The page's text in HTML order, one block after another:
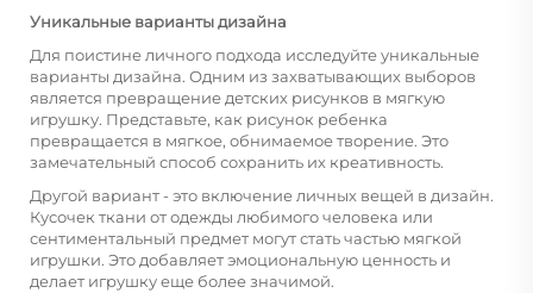
Уникальные варианты дизайна
Для поистине личного подхода исследуйте уникальные
варианты дизайна. Одним из захватывающих выборов
является превращение детских рисунков в мягкую
игрушку. Представьте, как рисунок ребенка
превращается в мягкое, обнимаемое творение. Это
замечательный способ сохранить их креативность.
Другой вариант - это включение личных вещей в дизайн.
Кусочек ткани от одежды любимого человека или
сентиментальный предмет могут стать частью мягкой
игрушки. Это добавляет эмоциональную ценность и
делает игрушку еще более значимой.